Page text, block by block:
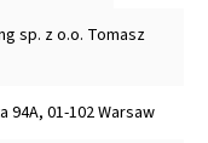
sp. z o.o. Tomasz
94A, 01-102 Warsaw